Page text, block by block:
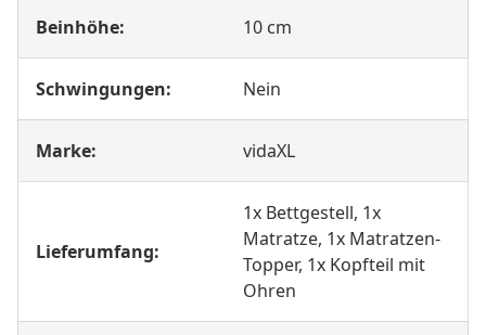
Beinhöhe: 10 cm
Schwingungen: Nein
Marke: vidaXL
Lieferumfang:
1x Bettgestell, 1x
Matratze, 1x Matratzen-
Topper, 1x Kopfteil mit
Ohren